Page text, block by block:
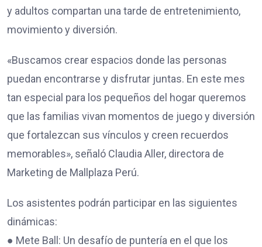
y adultos compartan una tarde de entretenimiento,
movimiento y diversión.
«Buscamos crear espacios donde las personas
puedan encontrarse y disfrutar juntas. En este mes
tan especial para los pequeños del hogar queremos
que las familias vivan momentos de juego y diversión
que fortalezcan sus vínculos y creen recuerdos
memorables», señaló Claudia Aller, directora de
Marketing de Mallplaza Perú.
Los asistentes podrán participar en las siguientes
dinámicas:
● Mete Ball: Un desafío de puntería en el que los